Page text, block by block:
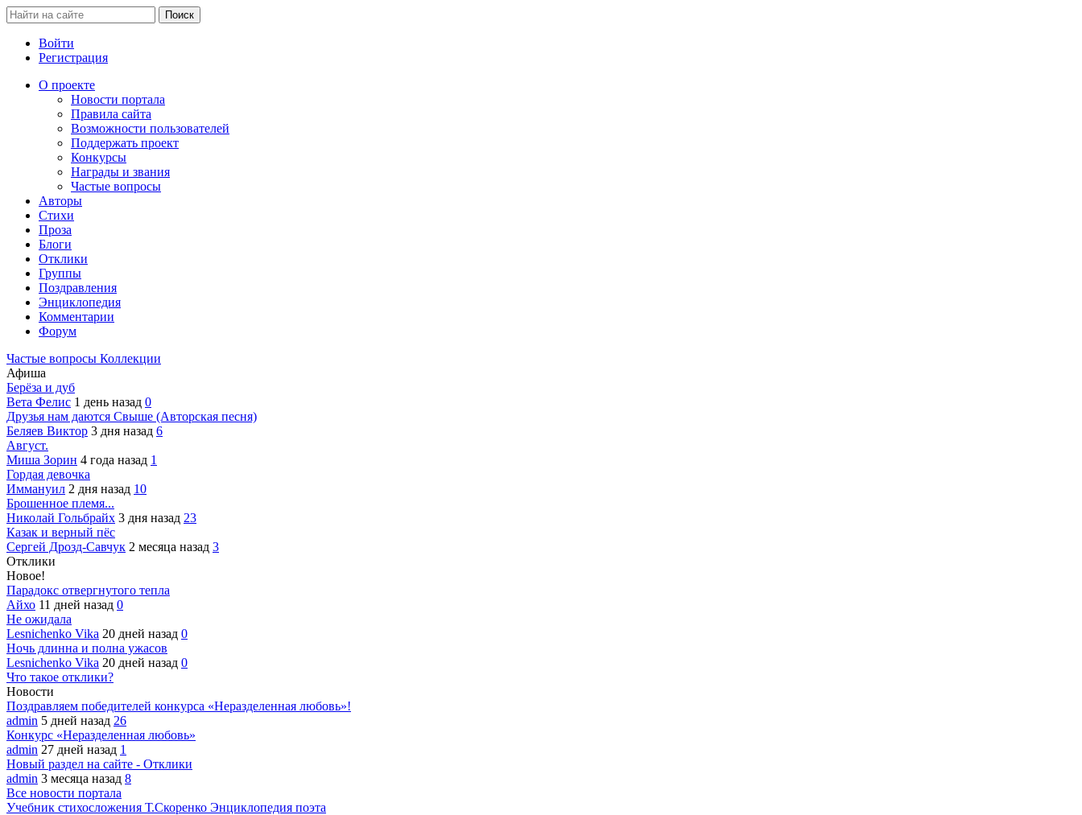
Войти
Регистрация
О проекте
Новости портала
Правила сайта
Возможности пользователей
Поддержать проект
Конкурсы
Награды и звания
Частые вопросы
Авторы
Стихи
Проза
Блоги
Отклики
Группы
Поздравления
Энциклопедия
Комментарии
Форум
Частые вопросы Коллекции
Афиша
Берёза и дуб
Вета Фелис 1 день назад 0
Друзья нам даются Свыше (Авторская песня)
Беляев Виктор 3 дня назад 6
Август.
Миша Зорин 4 года назад 1
Гордая девочка
Иммануил 2 дня назад 10
Брошенное племя...
Николай Гольбрайх 3 дня назад 23
Казак и верный пёс
Сергей Дрозд-Савчук 2 месяца назад 3
Отклики
Новое!
Парадокс отвергнутого тепла
Айхо 11 дней назад 0
Не ожидала
Lesnichenko Vika 20 дней назад 0
Ночь длинна и полна ужасов
Lesnichenko Vika 20 дней назад 0
Что такое отклики?
Новости
Поздравляем победителей конкурса «Неразделенная любовь»!
admin 5 дней назад 26
Конкурс «Неразделенная любовь»
admin 27 дней назад 1
Новый раздел на сайте - Отклики
admin 3 месяца назад 8
Все новости портала
Учебник стихосложения Т.Скоренко Энциклопедия поэта